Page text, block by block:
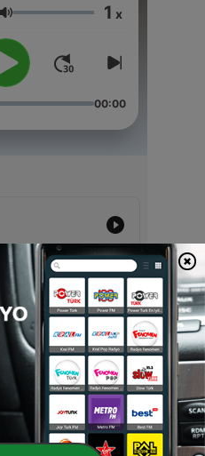
Ses 1 x
00:00